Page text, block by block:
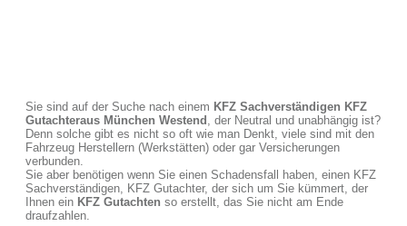
Sie sind auf der Suche nach einem KFZ Sachverständigen KFZ
Gutachteraus München Westend , der Neutral und unabhängig ist?
Denn solche gibt es nicht so oft wie man Denkt, viele sind mit den
Fahrzeug Herstellern (Werkstätten) oder gar Versicherungen
verbunden.
Sie aber benötigen wenn Sie einen Schadensfall haben, einen KFZ
Sachverständigen, KFZ Gutachter, der sich um Sie kümmert, der
Ihnen ein KFZ Gutachten so erstellt, das Sie nicht am Ende
draufzahlen.